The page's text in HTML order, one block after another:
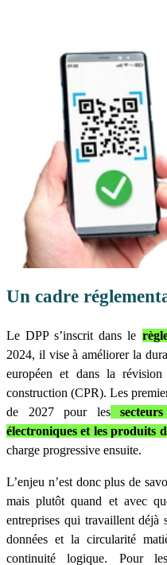
Un cadre
Le DPP s’inscrit dans le
2024, il vise à améliorer la
européen et dans la
construction (CPR). Les
de 2027 pour lessecteurs
électroniques et les produits
charge progressive ensuite.
L’enjeu n’est donc plus de
mais plutôt quand et avec
entreprises qui travaillent déjà
données et la circularité
continuité logique. Pour